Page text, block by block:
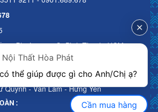
Phường 15, Q. Bình Thạnh, HCM
Quỳnh - Văn Lâm - Hưng Yên
:
Nội Thất Hòa Phát
Cần mua hàng